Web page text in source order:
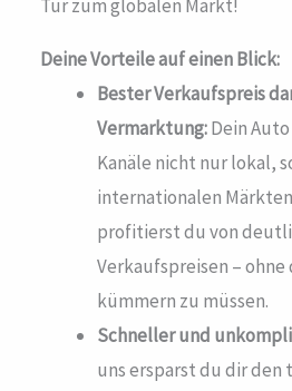
Tür zum globalen Markt!
Deine Vorteile auf einen Blick:
Bester Verkaufspreis
Vermarktung:Dein
Kanäle nicht nur lokal,
internationalen
profitierst du von
Verkaufspreisen –
kümmern zu müssen.
Schneller und
uns ersparst du dir den